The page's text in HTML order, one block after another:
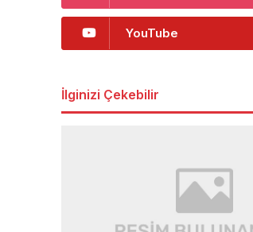
YouTube
İlginizi Çekebilir